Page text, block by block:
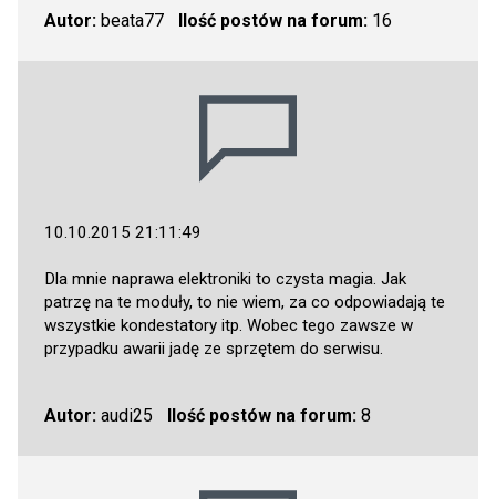
Autor: beata77 Ilość postów na forum:16
10.10.2015 21:11:49
Dla mnie naprawa elektroniki to czysta magia. Jak
patrzę na te moduły, to nie wiem, za co odpowiadają te
wszystkie kondestatory itp. Wobec tego zawsze w
przypadku awarii jadę ze sprzętem do serwisu.
Autor: audi25 Ilość postów na forum:8